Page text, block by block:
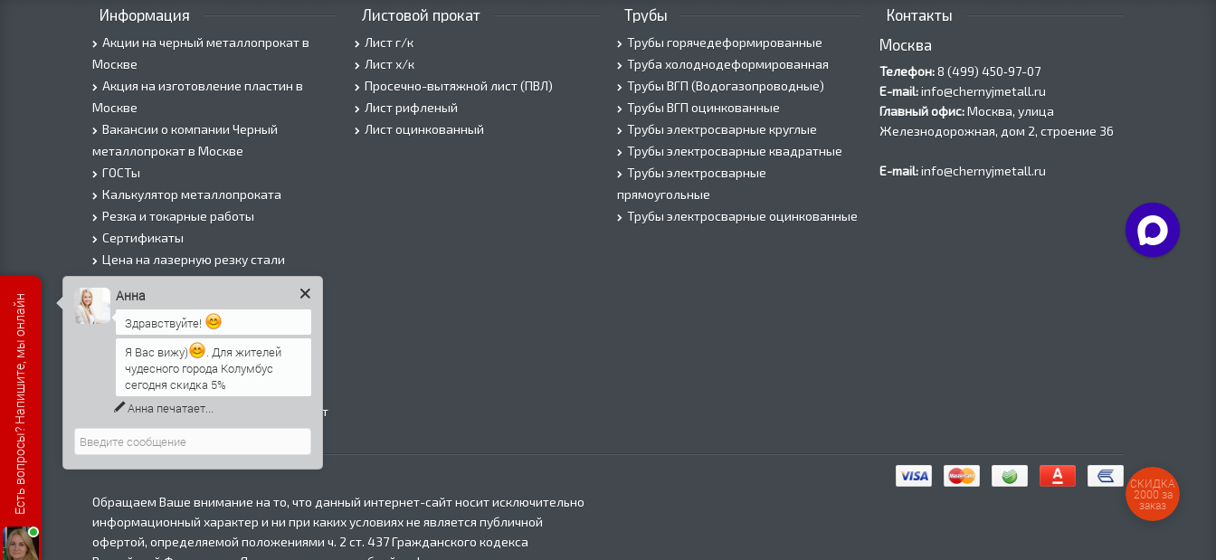
Информация
Акции на черный металлопрокат в
Москве
Акция на изготовление пластин в
Москве
Вакансии о компании Черный
металлопрокат в Москве
ГОСТы
Калькулятор металлопроката
Резка и токарные работы
Сертификаты
Цена на лазерную резку стали
Цена на плазменую резку стали
Цена на резку газом или болгаркой
О Компании
Информация о доставке
Политика безопасности
Контакты
Прайс лист на черный металлопрокат
в Москве
Листовой прокат
Лист г/к
Лист х/к
Просечно-вытяжной лист (ПВЛ)
Лист рифленый
Лист оцинкованный
Трубы
Трубы горячедеформированные
Труба холоднодеформированная
Трубы ВГП (Водогазопроводные)
Трубы ВГП оцинкованные
Трубы электросварные круглые
Трубы электросварные квадратные
Трубы электросварные
прямоугольные
Трубы электросварные оцинкованные
Контакты
Москва
Телефон:8 (499) 450‑97-07
E-mail:info@chernyjmetall.ru
Главный офис:Москва, улица
Железнодорожная, дом 2, строение 36
E-mail:info@chernyjmetall.ru
Обращаем Ваше внимание на то, что данный интернет-сайт носит исключительно
информационный характер и ни при каких условиях не является публичной
офертой, определяемой положениями ч. 2 ст. 437 Гражданского кодекса
СКИДКА
2000 за
заказ
Есть вопросы? Напишите, мы онлайн Анна
Здравствуйте!
Я Вас вижу)
. Для жителей
чудесного города Колумбус
сегодня скидка 5%
Анна печатает...